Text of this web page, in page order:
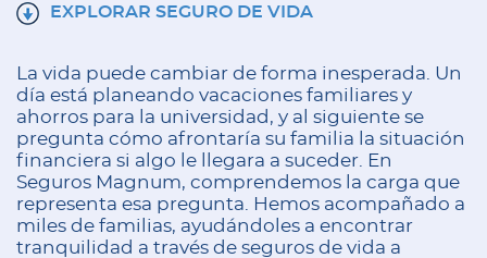
EXPLORAR SEGURO DE VIDA
La vida puede cambiar de forma inesperada. Un
día está planeando vacaciones familiares y
ahorros para la universidad, y al siguiente se
pregunta cómo afrontaría su familia la situación
financiera si algo le llegara a suceder. En
Seguros Magnum, comprendemos la carga que
representa esa pregunta. Hemos acompañado a
miles de familias, ayudándoles a encontrar
tranquilidad a través de seguros de vida a